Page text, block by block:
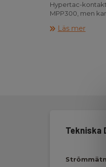
Hypertac-
MPP300, men
Teknisk data:
Mått: 175 x 70 x
Läs mer
Tekniska